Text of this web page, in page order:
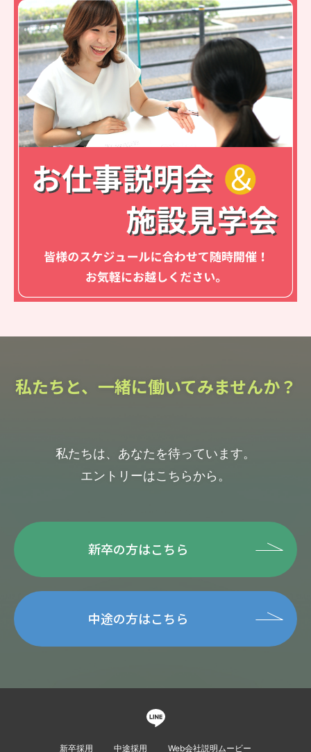
私たちと、一緒に働いてみませんか？
私たちは、あなたを待っています。
エントリーはこちらから。
新卒の方はこちら
中途の方はこちら
新卒採用 中途採用 Web会社説明ムービー